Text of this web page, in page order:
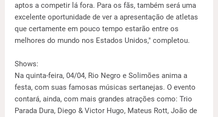
aptos a competir lá fora. Para os fãs, também será uma
excelente oportunidade de ver a apresentação de atletas
que certamente em pouco tempo estarão entre os
melhores do mundo nos Estados Unidos," completou.
Shows:
Na quinta-feira, 04/04, Rio Negro e Solimões anima a
festa, com suas famosas músicas sertanejas. O evento
contará, ainda, com mais grandes atrações como: Trio
Parada Dura, Diego & Victor Hugo, Mateus Rott, João de